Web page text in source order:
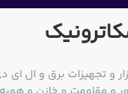
و تجهیزات برق و ال ای